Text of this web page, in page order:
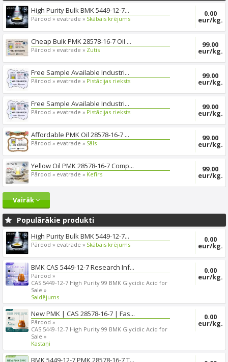
High Purity Bulk BMK 5449-12-7...
Pārdod » evatrade » Skābais krējums
0.00
eur/kg.
Cheap Bulk PMK 28578-16-7 Oil ...
Pārdod » evatrade » Zutis
99.00
eur/kg.
Free Sample Available Industri...
Pārdod » evatrade » Pistācijas rieksts
99.00
eur/kg.
Free Sample Available Industri...
Pārdod » evatrade » Pistācijas rieksts
99.00
eur/kg.
Affordable PMK Oil 28578-16-7 ...
Pārdod » evatrade » Sāls
99.00
eur/kg.
Yellow Oil PMK 28578-16-7 Comp...
Pārdod » evatrade » Kefīrs
99.00
eur/kg.
Vairāk
Populārākie produkti
High Purity Bulk BMK 5449-12-7...
Pārdod » evatrade » Skābais krējums
0.00
eur/kg.
BMK CAS 5449-12-7 Research Inf...
Pārdod »
CAS 5449-12-7 High Purity 99 BMK Glycidic Acid for
Sale »
Saldējums
0.00
eur/kg.
New PMK | CAS 28578-16-7 | Fas...
Pārdod »
CAS 5449-12-7 High Purity 99 BMK Glycidic Acid for
Sale »
Kastaņi
0.00
eur/kg.
BMK 5449-12-7 PMK 28578-16-7 T...